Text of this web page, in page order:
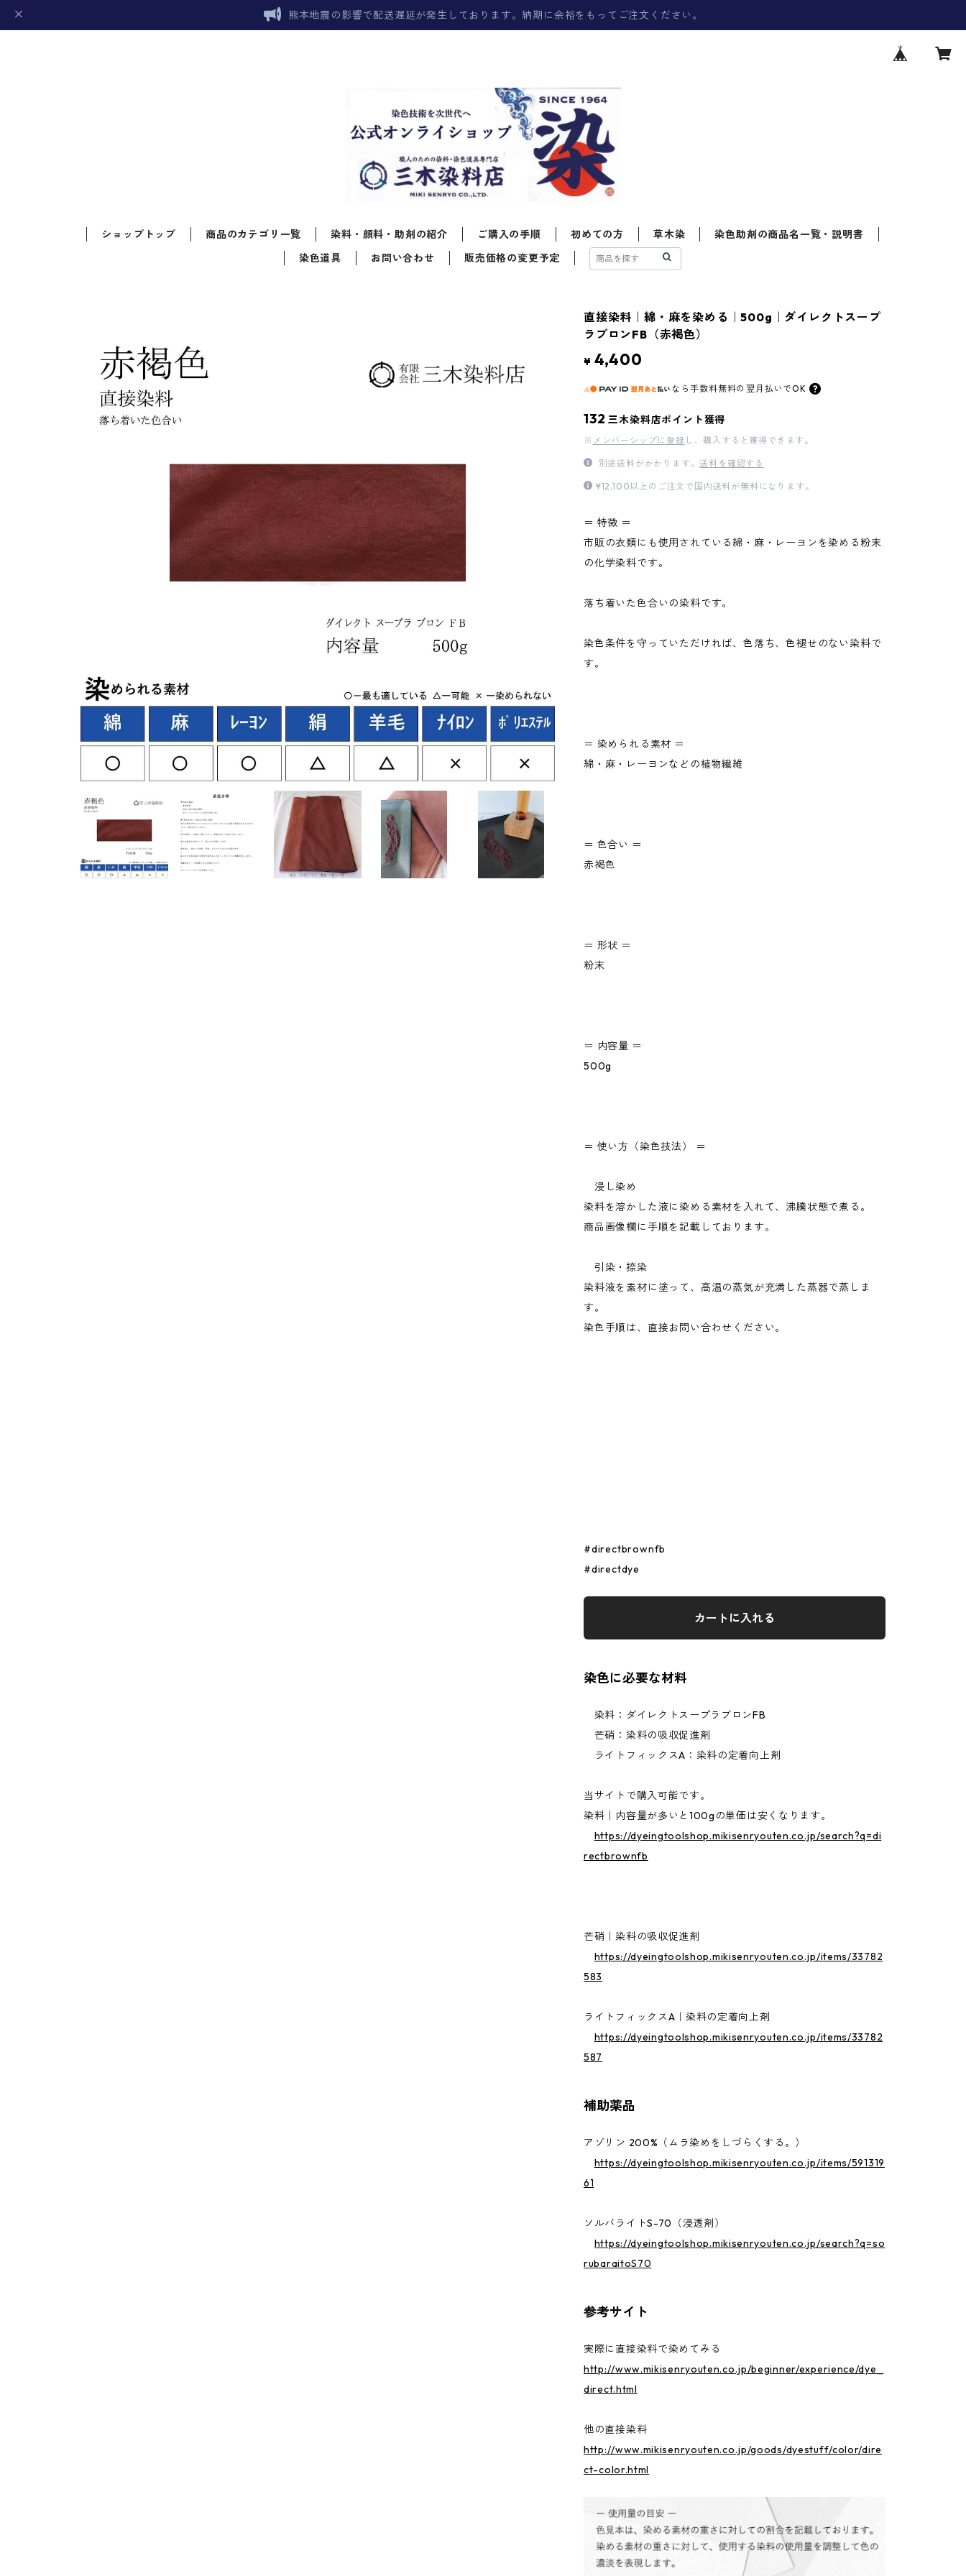
熊本地震の影響で配送遅延が発生しております。納期に余裕をもってご注文ください。
ショップトップ 商品のカテゴリ一覧 染料・顔料・助剤の紹介 ご購入の手順 初めての方 草木染
染色助剤の商品名一覧・説明書
染色道具
お問い合わせ 販売価格の変更予定
直接染料｜綿・麻を染める｜500g｜ダイレクトスープ
ラブロンFB（赤褐色）
¥ 4,400
なら 手数料無料の 翌月払いでOK
132 三木染料店ポイント獲得
※ メンバーシップに登録 し、購入すると獲得できます。
別途送料がかかります。送料を確認する
¥12,100以上のご注文で国内送料が無料になります。
＝ 特徴 ＝
市販の衣類にも使用されている綿・麻・レーヨンを染める粉末
の化学染料です。
落ち着いた色合いの染料です。
染色条件を守っていただければ、色落ち、色褪せのない染料で
す。
＝ 染められる素材 ＝
綿・麻・レーヨンなどの植物繊維
＝ 色合い ＝
赤褐色
＝ 形状 ＝
粉末
＝ 内容量 ＝
500g
＝ 使い方（染色技法） ＝
浸し染め
染料を溶かした液に染める素材を入れて、沸騰状態で煮る。
商品画像欄に手順を記載しております。
引染・捺染
染料液を素材に塗って、高温の蒸気が充満した蒸器で蒸しま
す。
染色手順は、直接お問い合わせください。
#directbrownfb
#directdye
カートに入れる
染色に必要な材料
染料：ダイレクトスープラブロンFB
芒硝：染料の吸収促進剤
ライトフィックスA：染料の定着向上剤
当サイトで購入可能です。
染料｜内容量が多いと100gの単価は安くなります。
https://dyeingtoolshop.mikisenryouten.co.jp/search?q=di
rectbrownfb
芒硝｜染料の吸収促進剤
https://dyeingtoolshop.mikisenryouten.co.jp/items/33782
583
ライトフィックスA｜染料の定着向上剤
https://dyeingtoolshop.mikisenryouten.co.jp/items/33782
587
補助薬品
アゾリン 200%（ムラ染めをしづらくする。）
https://dyeingtoolshop.mikisenryouten.co.jp/items/591319
61
ソルバライトS-70（浸透剤）
https://dyeingtoolshop.mikisenryouten.co.jp/search?q=so
rubaraitoS70
参考サイト
実際に直接染料で染めてみる
http://www.mikisenryouten.co.jp/beginner/experience/dye_
direct.html
他の直接染料
http://www.mikisenryouten.co.jp/goods/dyestuff/color/dire
ct-color.html